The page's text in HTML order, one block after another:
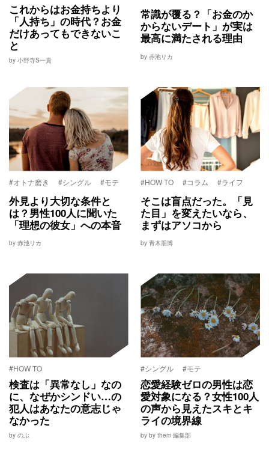
これからはお金持ちより
「人持ち」の時代？お金
だけあってもできないこ
と
by 小野寺S一貴
常識が覆る？「お金のか
からないデート」が実は
最高に満たされる理由
by 赤池リカ
#オトナ磨き #シングル #モテ
外見より大切な条件と
は？男性100人に聞いた
「理想の彼女」への本音
by 赤池リカ
#HOW TO #コラム #ライフ
そこは盲点だった。「見
た目」を変えたいなら、
まずはアソコから
by 青木朋博
#HOW TO
検査は「異常なし」なの
に、なぜかシンドい…の
犯人はあなたの意志じゃ
なかった
by のぶ
#シングル #モテ
恋愛経験ゼロの男性は恋
愛対象になる？女性100人
の声から見えたスキとキ
ライの境界線
by by them 編集部